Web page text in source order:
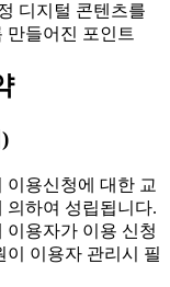
디지털 콘텐츠를
만들어진 포인트
용신청에 대한 교
의하여 성립됩니다.
용자가 이용 신청
이 이용자 관리시 필